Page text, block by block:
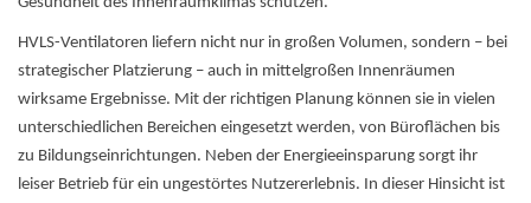
HVLS-Ventilatoren liefern nicht nur in großen Volumen, sondern – bei
strategischer Platzierung – auch in mittelgroßen Innenräumen
wirksame Ergebnisse. Mit der richtigen Planung können sie in vielen
unterschiedlichen Bereichen eingesetzt werden, von Büroflächen bis
zu Bildungseinrichtungen. Neben der Energieeinsparung sorgt ihr
leiser Betrieb für ein ungestörtes Nutzererlebnis. In dieser Hinsicht ist